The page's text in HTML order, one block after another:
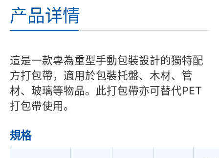
产品详情
這是一款專為重型手動包裝設計的獨特配
方打包帶，適用於包裝托盤、木材、管
材、玻璃等物品。此打包帶亦可替代PET
打包帶使用。
規格